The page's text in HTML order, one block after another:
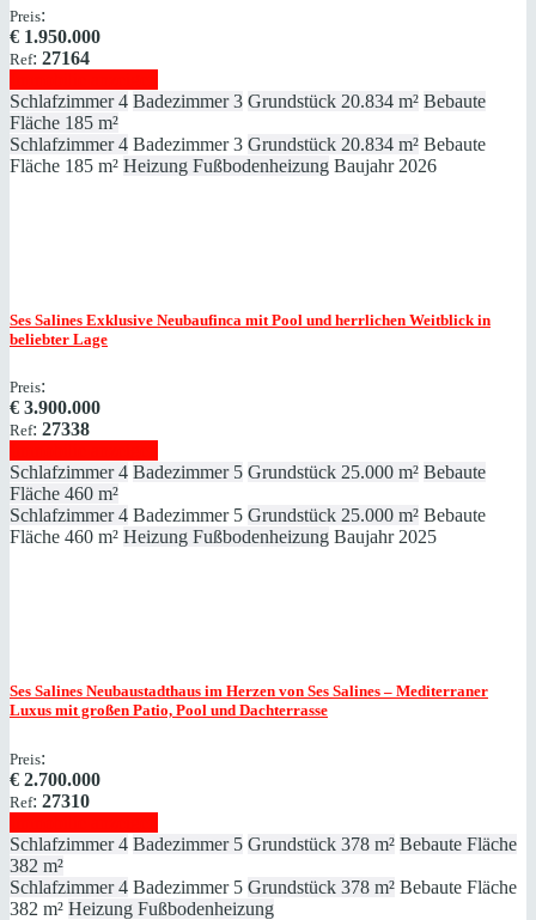
Preis:
€ 1.950.000
Ref: 27164
Schlafzimmer 4 Badezimmer 3 Grundstück 20.834 m² Bebaute
Fläche 185 m²
Schlafzimmer 4 Badezimmer 3 Grundstück 20.834 m² Bebaute
Fläche 185 m² Heizung Fußbodenheizung Baujahr 2026
Ses Salines Exklusive Neubaufinca mit Pool und herrlichen Weitblick in
beliebter Lage
Preis:
€ 3.900.000
Ref: 27338
Schlafzimmer 4 Badezimmer 5 Grundstück 25.000 m² Bebaute
Fläche 460 m²
Schlafzimmer 4 Badezimmer 5 Grundstück 25.000 m² Bebaute
Fläche 460 m² Heizung Fußbodenheizung Baujahr 2025
Ses Salines Neubaustadthaus im Herzen von Ses Salines – Mediterraner
Luxus mit großen Patio, Pool und Dachterrasse
Preis:
€ 2.700.000
Ref: 27310
Schlafzimmer 4 Badezimmer 5 Grundstück 378 m² Bebaute Fläche
382 m²
Schlafzimmer 4 Badezimmer 5 Grundstück 378 m² Bebaute Fläche
382 m² Heizung Fußbodenheizung